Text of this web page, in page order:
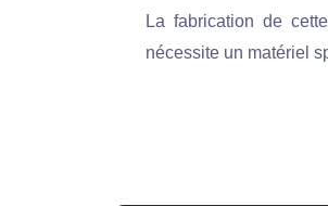
La fabrication de
nécessite un matériel